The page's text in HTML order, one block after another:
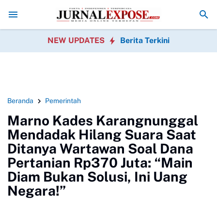
DPRD Sukabumi Sahkan Perda Disabilitas dan Setujui
NEW UPDATES Berita Terkini
Beranda Pemerintah
Marno Kades Karangnunggal
Mendadak Hilang Suara Saat
Ditanya Wartawan Soal Dana
Pertanian Rp370 Juta: “Main
Diam Bukan Solusi, Ini Uang
Negara!”